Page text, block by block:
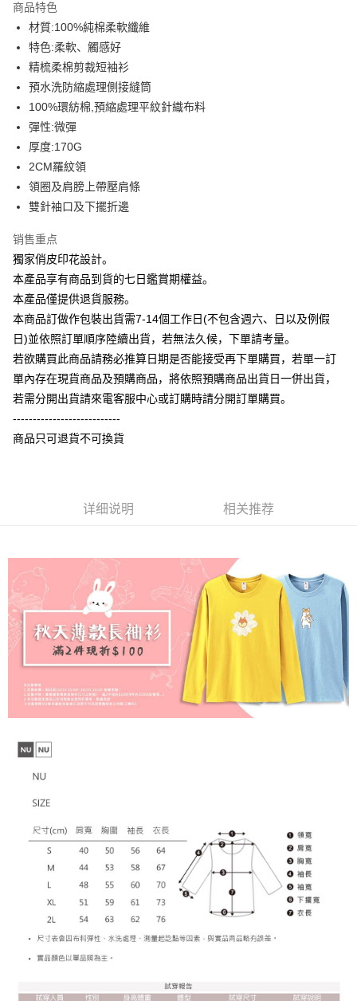
合作金库商业银行
华南商业银行
上海商业储蓄银行
国泰世华商业银行
台湾中小企业银行
汇丰（台湾）商业银行
华泰商业银行
联邦商业银行
远东国际商业银行
元大商业银行
玉山商业银行
台新国际商业银行
台湾乐天信用卡公司
6期 0利率，每期
华南商业银行
上海商业储蓄银行
国泰世华商业银行
台湾中小企业银行
台中商业银行
汇丰（台湾）商业银行
联邦商业银行
元大商业银行
玉山商业银行
台新国际商业银行
台湾乐天信用卡公司
12期 0利率，每期 NT$27
合作金库商业银行
上海商业储蓄银行
国泰世华商业银行
兆丰国际商业银行
台湾中小企业银行
汇丰（台湾）商业银行
联邦商业银行
元大商业银行
玉山商业银行
台新国际商业银行
超商取货付款
LINE Pay
Apple Pay
街口支付
悠遊付
Google Pay
Plus PAY
大哥付你分期
相关说明
1. 本服务由台湾大哥大提供，电信用户可立即使用无须另外申请。（限个人
月租型门号，不开放公司户及预付卡使用）
2. 付款方式选择 “大哥付你分期”，订单成立后会自动跳转到大哥付的交易流
程，验证手机门号后，选择欲分期的期数、缴款截止日，确认付款后即完成
交易。
3. 实际核准额度、可分期数及费用金额请依后续交易确认页面所载为准。
容。
账／街口支付／iPASS MONEY”等通路缴费。
本服务购买商品或服务，并由商店将买卖／分期付款买卖价金债权让与本公
司后，依约使用本公司账单缴交账款。
2. 基于同意付款使用 “大哥付你分期”之契约关系目的，商店将以您的个人资
料（包含姓名、电话或地址）提供予台湾大哥大进项收集、处理及利用，由
台湾大哥大与本人进行分期账单所需资料之确认、核对及更正。
3. 完整用户服务条款，请详阅以下链接：https://oppay.tw/userRule
AFTEE先享后付
相关说明
一、關於 AFTEE先享後付
1. 於付款方式選擇AFTEE先享後付，將跳出AFTEE先享後付手機驗證視
2. 進行簡訊驗證之後，即可完成結帳手續。
3. 訂單確認後不需事先繳費，商品會配送至您的指定地址。
4. 下訂完成後，您的手機會收到一封繳費通知簡訊，APP會員則會收到
AFTEE APP推播通知。
請留意繳費期限為 14 天。唯有下載 AFTEE App 成為 AFTEE 會員者方能享
有最長 45 天內付款之服務。
出。使用AFTEE下訂可以延長您收到商品前的繳費天數，但無法保證一定能
夠在期限內收到商品(例如:預購商品或預計到貨時間較長者)。因此無論收到
商品與否，仍需要請您在AFTEE規定的時間內完成繳費。
二、付款限制
1. 初次使用 AFTEE 時，將依認證結果及本公司審查結果，核予每個人不同
之上限額度
三、聲明條款
「AFTEE先享後付」(下稱本服務)乃由恩沛科技股份有限公司(下稱 AFTEE )
含但不限於訂購人姓名、電話，收件人姓名、電話、收件地址)，將交付予
AFTEE 於本服務必要服務範圍內運用。關於 AFTEE 對於個人資料之蒐集、
處理、利用，詳參 AFTEE 官網之『個人資料蒐集、處理及利用告知聲明』
未成年的使用者，請事先徵得法定代理人或監護人之同意方可使用
AFTEE。
若您對於個人資料之處理、利用有任何疑問，或欲行使相關法律權利，請聯
繫恩沛科技股份有限公司。若您不同意我們將上開所示之個人資料，連同必
要之購買訂單資訊提供予 AFTEE ，或讓 AFTEE 蒐集處理利用您的個人資
料，請勿選用本服務。
ATM付款
全家付款取貨
每笔NT$60，满NT$899(含以上)免运费
每笔NT$65，满NT$899(含以上)免运费
付款後7-11取貨
每笔NT$60，满NT$899(含以上)免运费
宅配
每笔NT$65，满NT$899(含以上)免运费
商品特色
材質:100%純棉柔軟纖維
特色:柔軟、觸感好
精梳柔棉剪裁短袖衫
預水洗防縮處理側接縫筒
100%環紡棉,預縮處理平紋針織布料
彈性:微彈
厚度:170G
2CM羅紋領
領圈及肩膀上帶壓肩條
雙針袖口及下擺折邊
销售重点
獨家俏皮印花設計。
本產品享有商品到貨的七日鑑賞期權益。
本產品僅提供退貨服務。
本商品訂做作包裝出貨需7-14個工作日(不包含週六、日以及例假
日)並依照訂單順序陸續出貨，若無法久候，下單請考量。
若欲購買此商品請務必推算日期是否能接受再下單購買，若單一訂
單內存在現貨商品及預購商品，將依照預購商品出貨日一併出貨，
若需分開出貨請來電客服中心或訂購時請分開訂單購買。
---------------------------
商品只可退貨不可換貨
详细说明 相关推荐